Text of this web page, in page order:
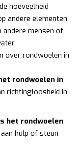
hoeveelheid
andere elementen
andere mensen of
over rondwoelen in
rondwoelen in
richtingloosheid in
het rondwoelen
hulp of steun